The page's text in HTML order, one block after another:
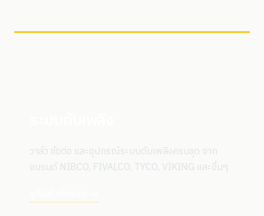
วาล์ว ข้อต่อ และอุปกรณ์ระบบดับเพลิงครบชุด จาก
แบรนด์ NIBCO, FIVALCO, TYCO, VIKING และอื่นๆ